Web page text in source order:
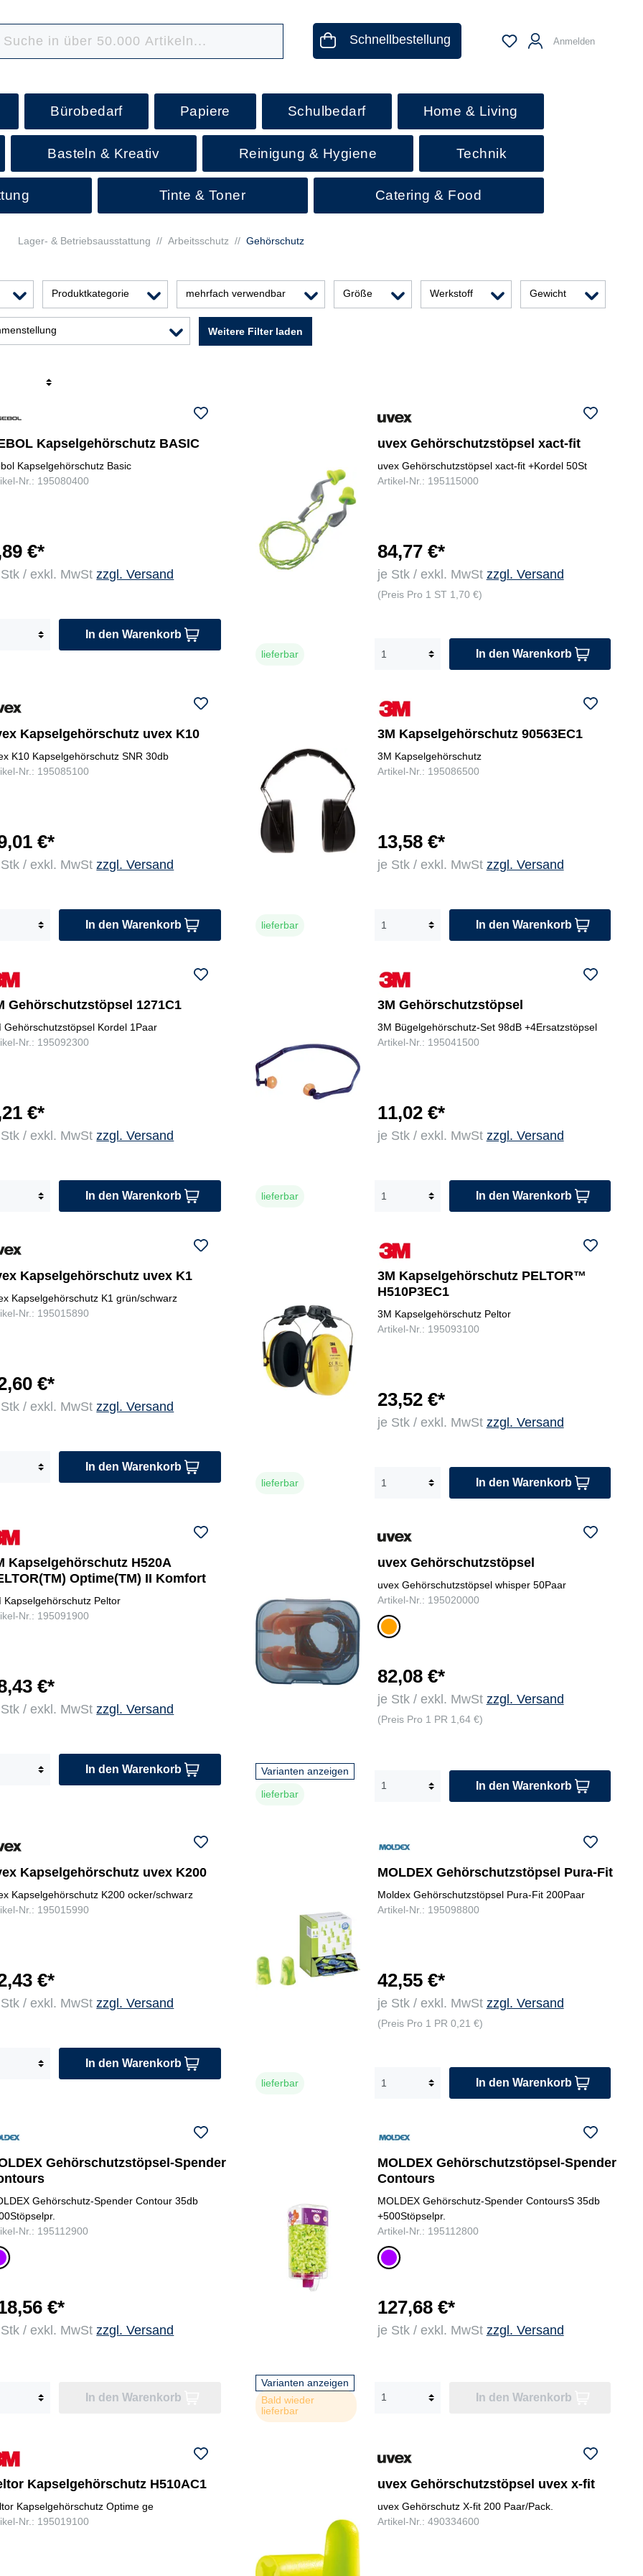
Schnellbestellung Anmelden
Bürobedarf Papiere Schulbedarf Home & Living
Basteln & Kreativ Reinigung & Hygiene Technik
Tinte & Toner Catering & Food
Lager- & Betriebsausstattung // Arbeitsschutz // Gehörschutz
Produktkategorie mehrfach verwendbar Größe Werkstoff Gewicht
Weitere Filter laden
Kapselgehörschutz BASIC
Kapselgehörschutz Basic
Nr.: 195080400
€*
/ exkl. MwStzzgl. Versand
In den Warenkorb
uvex Gehörschutzstöpsel xact-fit
uvex Gehörschutzstöpsel xact-fit +Kordel 50St
Artikel-Nr.: 195115000
84,77 €*
je Stk / exkl. MwSt zzgl. Versand
(Preis Pro 1 ST 1,70 €)
lieferbar In den Warenkorb
Kapselgehörschutz uvex K10
K10 Kapselgehörschutz SNR 30db
Nr.: 195085100
€*
/ exkl. MwStzzgl. Versand
In den Warenkorb
3M Kapselgehörschutz 90563EC1
3M Kapselgehörschutz
Artikel-Nr.: 195086500
13,58 €*
je Stk / exkl. MwSt zzgl. Versand
lieferbar In den Warenkorb
Gehörschutzstöpsel 1271C1
Gehörschutzstöpsel Kordel 1Paar
Nr.: 195092300
€*
/ exkl. MwStzzgl. Versand
In den Warenkorb
3M Gehörschutzstöpsel
3M Bügelgehörschutz-Set 98dB +4Ersatzstöpsel
Artikel-Nr.: 195041500
11,02 €*
je Stk / exkl. MwSt zzgl. Versand
lieferbar In den Warenkorb
Kapselgehörschutz uvex K1
Kapselgehörschutz K1 grün/schwarz
Nr.: 195015890
€*
/ exkl. MwStzzgl. Versand
In den Warenkorb
3M Kapselgehörschutz PELTOR™
H510P3EC1
3M Kapselgehörschutz Peltor
Artikel-Nr.: 195093100
23,52 €*
je Stk / exkl. MwSt zzgl. Versand
lieferbar In den Warenkorb
Kapselgehörschutz H520A
Optime(TM) II Komfort
Kapselgehörschutz Peltor
Nr.: 195091900
€*
/ exkl. MwStzzgl. Versand
In den Warenkorb
uvex Gehörschutzstöpsel
uvex Gehörschutzstöpsel whisper 50Paar
Artikel-Nr.: 195020000
or
an
82,08 €*
je Stk / exkl. MwSt zzgl. Versand
(Preis Pro 1 PR 1,64 €)
Varianten anzeigen
lieferbar
In den Warenkorb
Kapselgehörschutz uvex K200
Kapselgehörschutz K200 ocker/schwarz
Nr.: 195015990
€*
/ exkl. MwStzzgl. Versand
In den Warenkorb
MOLDEX Gehörschutzstöpsel Pura-Fit
Moldex Gehörschutzstöpsel Pura-Fit 200Paar
Artikel-Nr.: 195098800
42,55 €*
je Stk / exkl. MwSt zzgl. Versand
(Preis Pro 1 PR 0,21 €)
lieferbar In den Warenkorb
Gehörschutzstöpsel-Spender
Gehörschutz-Spender Contour 35db
Nr.: 195112900
€*
/ exkl. MwStzzgl. Versand
In den Warenkorb
MOLDEX Gehörschutzstöpsel-Spender
Contours
MOLDEX Gehörschutz-Spender ContoursS 35db
+500Stöpselpr.
Artikel-Nr.: 195112800
lila
127,68 €*
je Stk / exkl. MwSt zzgl. Versand
Varianten anzeigen
Bald wieder
lieferbar
In den Warenkorb
Kapselgehörschutz H510AC1
Kapselgehörschutz Optime ge
Nr.: 195019100
uvex Gehörschutzstöpsel uvex x-fit
uvex Gehörschutz X-fit 200 Paar/Pack.
Artikel-Nr.: 490334600